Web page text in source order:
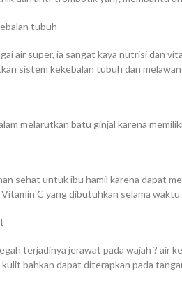
tubuh
air super, ia sangat kaya nutrisi dan
sistem kekebalan tubuh dan
melarutkan batu ginjal karena
sehat untuk ibu hamil karena dapat
C yang dibutuhkan selama waktu
terjadinya jerawat pada wajah ? air
bahkan dapat diterapkan pada